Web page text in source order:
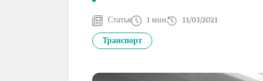
Статья 1 мин 11/03/2021
Транспорт